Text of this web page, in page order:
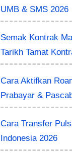
UMB & SMS 2026
Semak Kontrak
Tarikh Tamat
Cara Aktifkan
Prabayar &
Cara Transfer
Indonesia 2026